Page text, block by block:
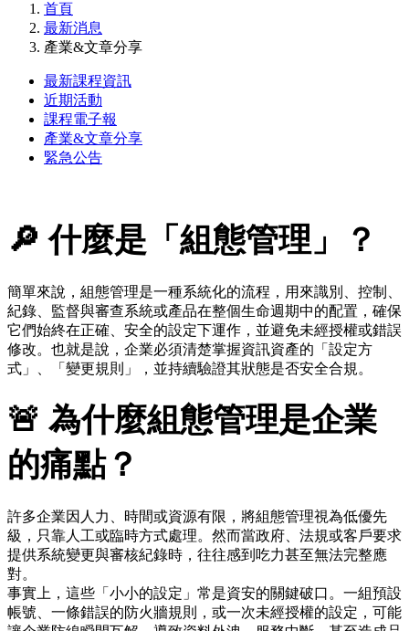
首頁
最新消息
產業&文章分享
最新課程資訊
近期活動
課程電子報
產業&文章分享
緊急公告
🔎什麼是「組態管理」？
簡單來說，組態管理是一種系統化的流程，用來識別、控制、
紀錄、監督與審查系統或產品在整個生命週期中的配置，確保
它們始終在正確、安全的設定下運作，並避免未經授權或錯誤
修改。也就是說，企業必須清楚掌握資訊資產的「設定方
式」、「變更規則」，並持續驗證其狀態是否安全合規。
🚨 為什麼組態管理是企業
的痛點？
許多企業因人力、時間或資源有限，將組態管理視為低優先
級，只靠人工或臨時方式處理。然而當政府、法規或客戶要求
提供系統變更與審核紀錄時，往往感到吃力甚至無法完整應
對。
事實上，這些「小小的設定」常是資安的關鍵破口。一組預設
帳號、一條錯誤的防火牆規則，或一次未經授權的設定，可能